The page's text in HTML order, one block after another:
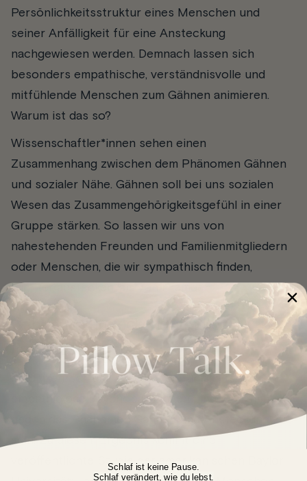
Persönlichkeitsstruktur eines Menschen und
seiner Anfälligkeit für eine Ansteckung
nachgewiesen werden. Demnach lassen sich
besonders empathische, verständnisvolle und
mitfühlende Menschen zum Gähnen animieren.
Warum ist das so?
Wissenschaftler*innen sehen einen
Zusammenhang zwischen dem Phänomen Gähnen
und sozialer Nähe. Gähnen soll bei uns sozialen
Wesen das Zusammengehörigkeitsgefühl in einer
Gruppe stärken. So lassen wir uns von
nahestehenden Freunden und Familienmitgliedern
oder Menschen, die wir sympathisch finden,
leichter anstecken, als von Fremden.
Gähnen ist ansteckend – außer bei
Psychopath*innen
Im Umkehrschluss scheinen gefühlskalte,
empathielose Psychopath*innen hingegen immun
gegen das Phänomen Gähnen und Ansteckung zu
sein. Zu diesem Ergebnis kommt eine
veröffentlichte Studie der amerikanischen Baylor
Schlaf ist keine Pause.
Schlaf verändert, wie du lebst.